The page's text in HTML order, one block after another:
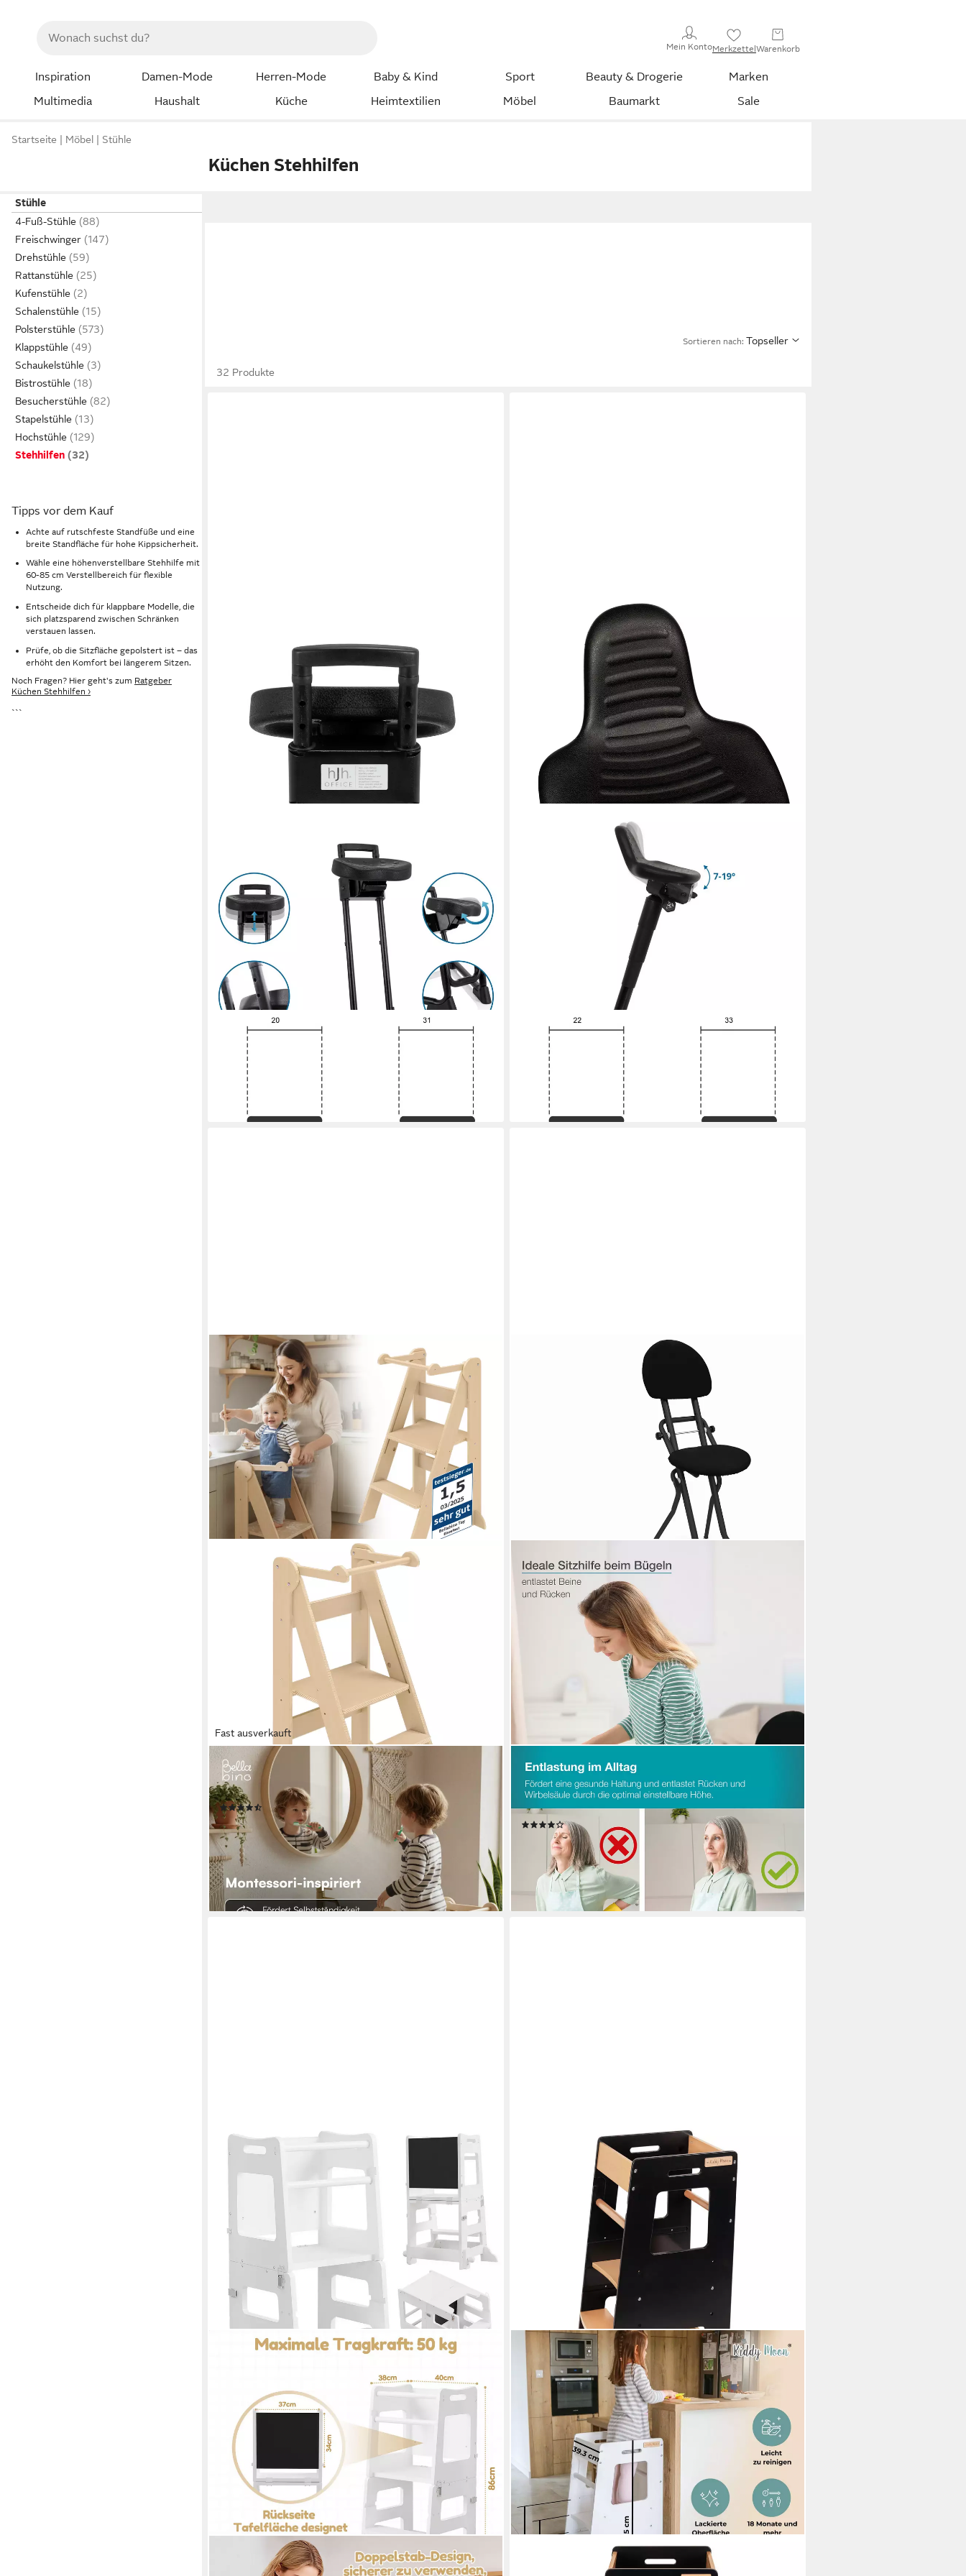
Mein KontoMerkzettelWarenkorb
Inspiration Damen-Mode Herren-Mode Baby & Kind Sport Beauty & Drogerie
Marken
Multimedia
Haushalt Küche Heimtextilien Möbel Baumarkt Sale
Startseite Möbel Stühle
Küchen Stehhilfen
Stühle
4-Fuß-Stühle
Freischwinger
Drehstühle
Rattanstühle
Kufenstühle
Schalenstühle
Polsterstühle
Klappstühle
Schaukelstühle
Bistrostühle
Besucherstühle
Stapelstühle
Hochstühle
Stehhilfen
Tipps vor dem Kauf
Achte auf rutschfeste Standfüße und eine
breite Standfläche für hohe Kippsicherheit.
Wähle eine höhenverstellbare Stehhilfe mit
60-85 cm Verstellbereich für flexible
Nutzung.
Entscheide dich für klappbare Modelle, die
sich platzsparend zwischen Schränken
verstauen lassen.
Prüfe, ob die Sitzfläche gepolstert ist – das
erhöht den Komfort bei längerem Sitzen.
Noch Fragen? Hier geht's zum Ratgeber
Küchen Stehhilfen ›
```
Sortieren nach: Topseller
32 Produkte
HJH OFFICE
Stehhilfe TOP WORK 32 Arbeitshocker Kunststoff Höhe
86.0 cm, Ergonomischer Stehsitz, Höhe & Neigung
verstellbar
199,90 €
lieferbar - in 6-7 Werktagen bei dir
HJH OFFICE
Stehhilfe TOP WORK 34 Arbeitshocker Hartschaum Höhe,
Ergonomischer Stehsitz mit Rückenstütze, Höhe &
Neigung verstellbar
219,90 €
lieferbar - in 6-7 Werktagen bei dir
Fast ausverkauft
BELLABINO
Stehhilfe Tay 2-Fach höhenverstellbar & klappbar (Natur),
Lernturm aus Birkenholz, Montessori Tritthocker
(5)
59,99 € UVP129,99 €
-54%
lieferbar - in 2-3 Werktagen bei dir
ELONEO
Stehhilfe ELONEO Sitzhilfe/Bügelstehhilfe, mit
Rückenkissen, belastbar bis 120kg, höhenverstellbar,
rutschfest & platzsparend
(33)
54,99 € UVP 79,99 €
lieferbar - in 2-3 Werktagen bei dir
Stehhilfe Lernturm, 2 höhenverstellbaren Stufen &